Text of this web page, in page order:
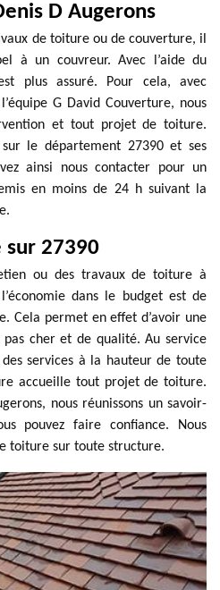
D Augerons
de toiture ou de couverture, il
à un couvreur. Avec l’aide du
plus assuré. Pour cela, avec
G David Couverture, nous
et tout projet de toiture.
le département 27390 et ses
ainsi nous contacter pour un
en moins de 24 h suivant la
sur 27390
ou des travaux de toiture à
dans le budget est de
Cela permet en effet d’avoir une
cher et de qualité. Au service
services à la hauteur de toute
accueille tout projet de toiture.
nous réunissons un savoir-
pouvez faire confiance. Nous
toiture sur toute structure.